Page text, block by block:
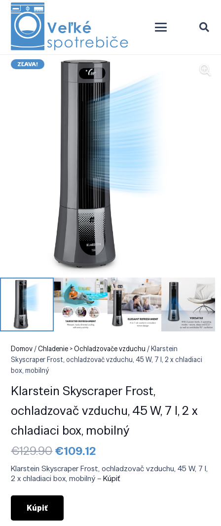
ZĽAVA!
Domov/Chladenie > Ochladzovače vzduchu / Klarstein
Skyscraper Frost, ochladzovač vzduchu, 45 W, 7 l, 2 x chladiaci
box, mobilný
Klarstein Skyscraper Frost,
ochladzovač vzduchu, 45 W, 7 l, 2 x
chladiaci box, mobilný
€129.90Pôvodná
cena
bola:
€129.90.
€109.12
je:
€109.12.
Klarstein Skyscraper Frost, ochladzovač vzduchu, 45 W, 7 l,
2 x chladiaci box, mobilný –Kúpiť
Kúpiť